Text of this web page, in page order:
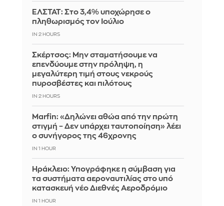
ΕΛΣΤΑΤ: Στο 3,4% υποχώρησε ο
πληθωρισμός τον Ιούλιο
IN 2 HOURS
Σκέρτσος: Μην σταματήσουμε να
επενδύουμε στην πρόληψη, η
μεγαλύτερη τιμή στους νεκρούς
πυροσβέστες και πιλότους
IN 2 HOURS
Marfin: «Δηλώνει αθώα από την πρώτη
στιγμή – Δεν υπάρχει ταυτοποίηση» λέει
ο συνήγορος της 46χρονης
IN 1 HOUR
Ηράκλειο: Υπογράφηκε η σύμβαση για
τα συστήματα αεροναυτιλίας στο υπό
κατασκευή νέο Διεθνές Αεροδρόμιο
IN 1 HOUR